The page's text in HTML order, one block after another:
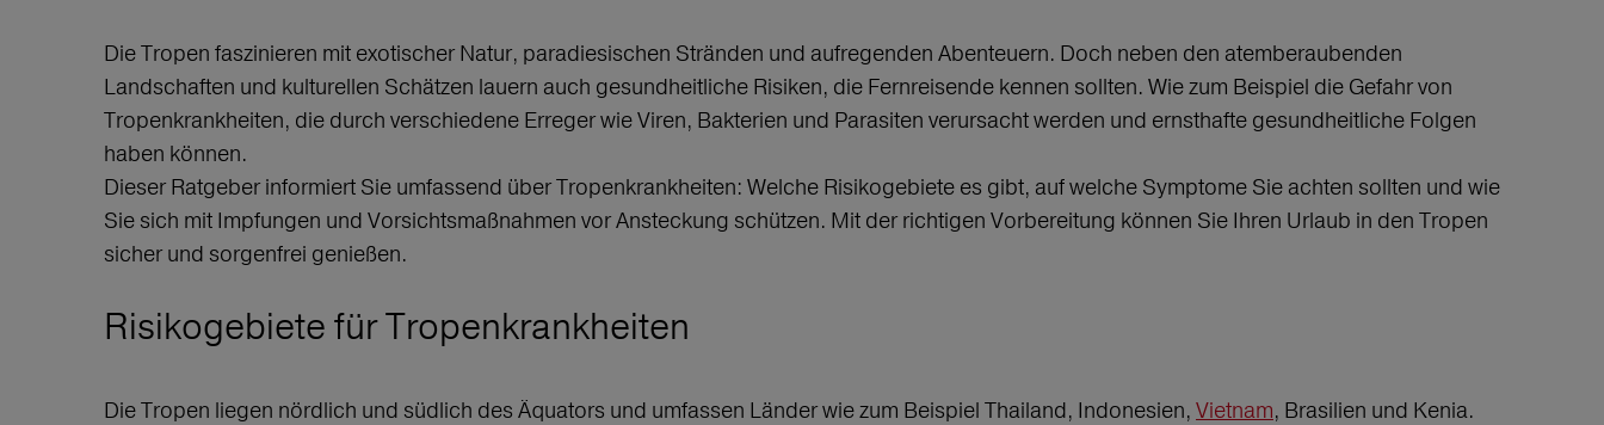
Die Tropen faszinieren mit exotischer Natur, paradiesischen Stränden und aufregenden Abenteuern. Doch neben den atemberaubenden
Landschaften und kulturellen Schätzen lauern auch gesundheitliche Risiken, die Fernreisende kennen sollten. Wie zum Beispiel die Gefahr von
Tropenkrankheiten, die durch verschiedene Erreger wie Viren, Bakterien und Parasiten verursacht werden und ernsthafte gesundheitliche Folgen
haben können.
Dieser Ratgeber informiert Sie umfassend über Tropenkrankheiten: Welche Risikogebiete es gibt, auf welche Symptome Sie achten sollten und wie
Sie sich mit Impfungen und Vorsichtsmaßnahmen vor Ansteckung schützen. Mit der richtigen Vorbereitung können Sie Ihren Urlaub in den Tropen
sicher und sorgenfrei genießen.
Risikogebiete für Tropenkrankheiten
Die Tropen liegen nördlich und südlich des Äquators und umfassen Länder wie zum Beispiel Thailand, Indonesien, Vietnam, Brasilien und Kenia.